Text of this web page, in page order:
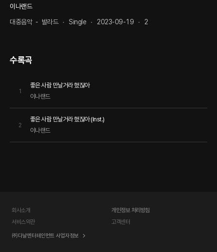
이나랜드
대중음악- 발라드 Single 2023-09-19 2
수록곡
1
좋은 사람 만날거라 했잖아
이나랜드
2
좋은 사람 만날거라 했잖아 (Inst.)
이나랜드
회사소개
개인정보 처리방침
서비스약관
고객센터
㈜다날엔터테인먼트 사업자정보